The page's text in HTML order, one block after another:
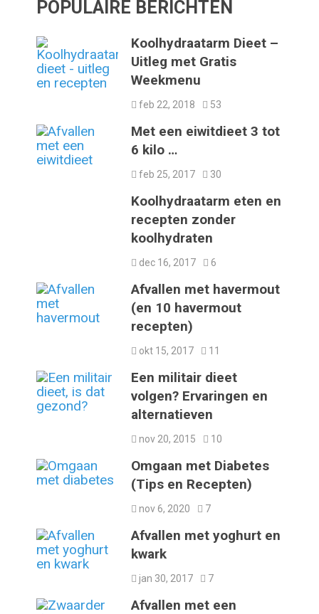
POPULAIRE BERICHTEN
Koolhydraatarm Dieet –
Uitleg met Gratis
Weekmenu
feb 22, 2018 53
Met een eiwitdieet 3 tot
6 kilo …
feb 25, 2017 30
Koolhydraatarm eten en
recepten zonder
koolhydraten
dec 16, 2017 6
Afvallen met havermout
(en 10 havermout
recepten)
okt 15, 2017 11
Een militair dieet
volgen? Ervaringen en
alternatieven
nov 20, 2015 10
Omgaan met Diabetes
(Tips en Recepten)
nov 6, 2020 7
Afvallen met yoghurt en
kwark
jan 30, 2017 7
Afvallen met een